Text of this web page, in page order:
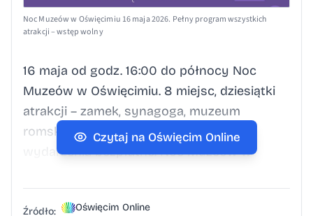
Noc Muzeów w Oświęcimiu 16 maja 2026. Pełny program wszystkich
atrakcji – wstęp wolny
16 maja od godz. 16:00 do północy Noc
Muzeów w Oświęcimiu. 8 miejsc, dziesiątki
atrakcji – zamek, synagoga, muzeum
romskie, salezjanie i więcej. Wszystkie
wydarzenia bezpłatne. Noc Muzeów w
wszystkich atrakcji – wstęp wolny Miasto
Oświęcim wspólnie z muzeami i atrakcjami
Czytaj na Oświęcim Online
Źródło: Oświęcim Online